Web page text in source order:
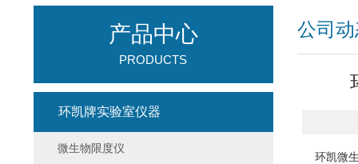
公司
环凯微生
产品中心
PRODUCTS
环凯牌实验室仪器
微生物限度仪